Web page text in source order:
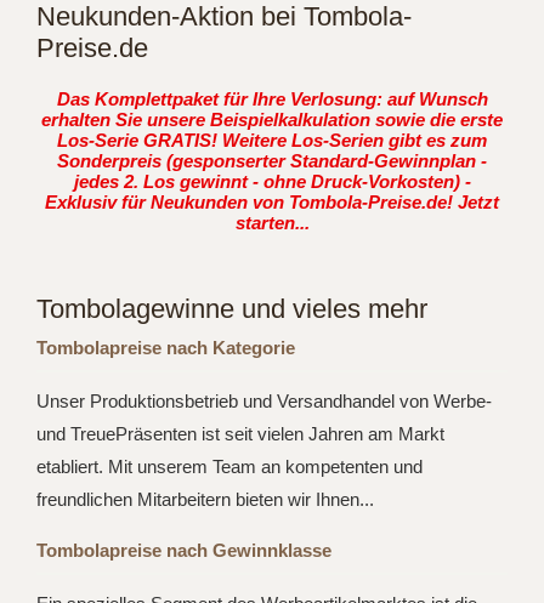
Neukunden-Aktion bei Tombola-
Preise.de
Das Komplettpaket für Ihre Verlosung: auf Wunsch
erhalten Sie unsere Beispielkalkulation sowie die erste
Los-Serie GRATIS! Weitere Los-Serien gibt es zum
Sonderpreis (gesponserter Standard-Gewinnplan -
jedes 2. Los gewinnt - ohne Druck-Vorkosten) -
Exklusiv für Neukunden von Tombola-Preise.de! Jetzt
starten...
Tombolagewinne und vieles mehr
Tombolapreise nach Kategorie
Unser Produktionsbetrieb und Versandhandel von Werbe-
und TreuePräsenten ist seit vielen Jahren am Markt
etabliert. Mit unserem Team an kompetenten und
freundlichen Mitarbeitern bieten wir Ihnen...
Tombolapreise nach Gewinnklasse